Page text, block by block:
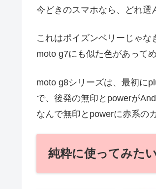
今どきのスマホなら、どれ選
これはポイズンベリーじゃな
moto g7にも似た色があって
moto g8シリーズは、最初に
で、後発の無印とpowerが
なんで無印とpowerに赤系の
純粋に使ってみた